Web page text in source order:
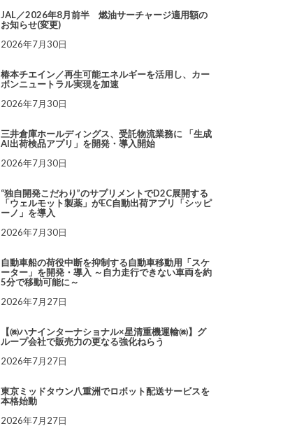
JAL／2026年8月前半 燃油サーチャージ適用額の
お知らせ(変更)
2026年7月30日
椿本チエイン／再生可能エネルギーを活用し、カー
ボンニュートラル実現を加速
2026年7月30日
三井倉庫ホールディングス、受託物流業務に 「生成
AI出荷検品アプリ」を開発・導入開始
2026年7月30日
“独自開発こだわり”のサプリメントでD2C展開する
「ウェルモット製薬」がEC自動出荷アプリ「シッピ
ーノ」を導入
2026年7月30日
自動車船の荷役中断を抑制する自動車移動用「スケ
ーター」を開発・導入 ～自力走行できない車両を約
5分で移動可能に～
2026年7月27日
【㈱ハナインターナショナル×星清重機運輸㈱】グ
ループ会社で販売力の更なる強化ねらう
2026年7月27日
東京ミッドタウン八重洲でロボット配送サービスを
本格始動
2026年7月27日